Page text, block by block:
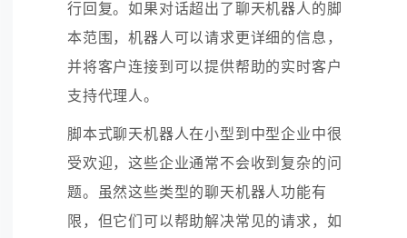
行回复。如果对话超出了聊天机器人的脚
本范围，机器人可以请求更详细的信息，
并将客户连接到可以提供帮助的实时客户
支持代理人。
脚本式聊天机器人在小型到中型企业中很
受欢迎，这些企业通常不会收到复杂的问
题。虽然这些类型的聊天机器人功能有
限，但它们可以帮助解决常见的请求，如